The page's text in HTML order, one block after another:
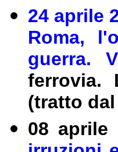
24 aprile
Roma,
guerra.
ferrovia.
(tratto
08 aprile